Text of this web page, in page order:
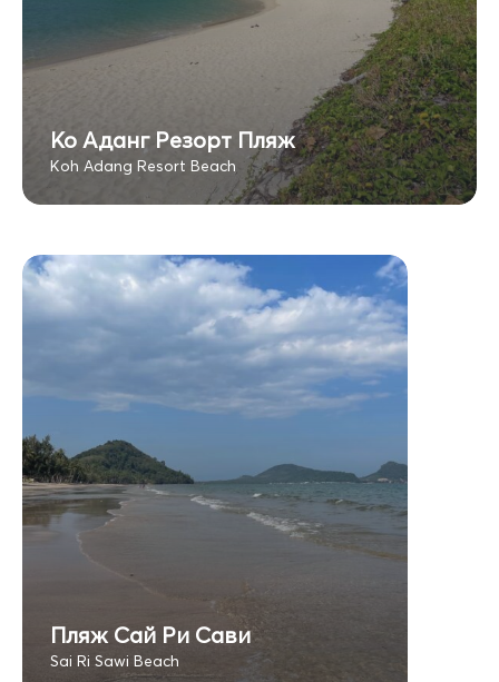
Ко Аданг Резорт Пляж
Koh Adang Resort Beach
Пляж Сай Ри Сави
Sai Ri Sawi Beach